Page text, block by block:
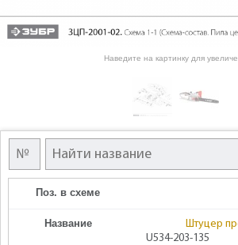
Наведите на картинку для
Поз. в схеме
Название
Штуцер
U534-203-135